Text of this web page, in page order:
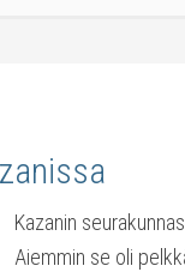
Kazanin
Aiemmin se oli